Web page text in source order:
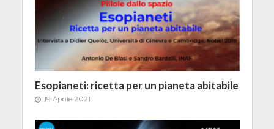
Esopianeti: ricetta per un pianeta abitabile
19 Aprile 2021